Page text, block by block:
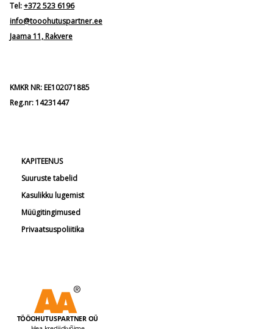
Tel:+372 523 6196
info@tooohutuspartner.ee
Jaama 11, Rakvere
KMKR NR: EE102071885
Reg.nr: 14231447
KAPITEENUS
Suuruste tabelid
Kasulikku lugemist
Müügitingimused
Privaatsuspoliitika